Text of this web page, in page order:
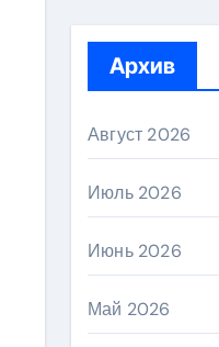
Архив
Август 2026
Июль 2026
Июнь 2026
Май 2026